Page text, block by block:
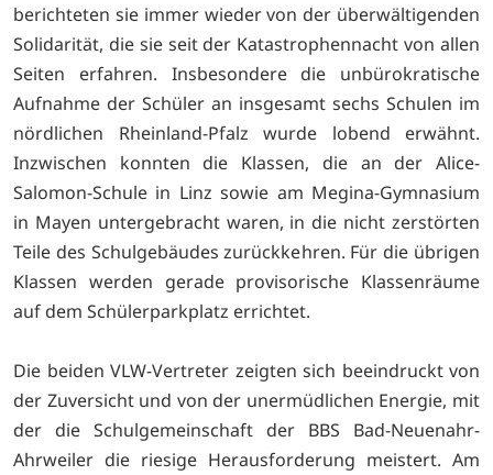
berichteten sie immer wieder von der überwältigenden
Solidarität, die sie seit der Katastrophennacht von allen
Seiten erfahren. Insbesondere die unbürokratische
Aufnahme der Schüler an insgesamt sechs Schulen im
nördlichen Rheinland-Pfalz wurde lobend erwähnt.
Inzwischen konnten die Klassen, die an der Alice-
Salomon-Schule in Linz sowie am Megina-Gymnasium
in Mayen untergebracht waren, in die nicht zerstörten
Teile des Schulgebäudes zurückkehren. Für die übrigen
Klassen werden gerade provisorische Klassenräume
auf dem Schülerparkplatz errichtet.
Die beiden VLW-Vertreter zeigten sich beeindruckt von
der Zuversicht und von der unermüdlichen Energie, mit
der die Schulgemeinschaft der BBS Bad-Neuenahr-
Ahrweiler die riesige Herausforderung meistert. Am